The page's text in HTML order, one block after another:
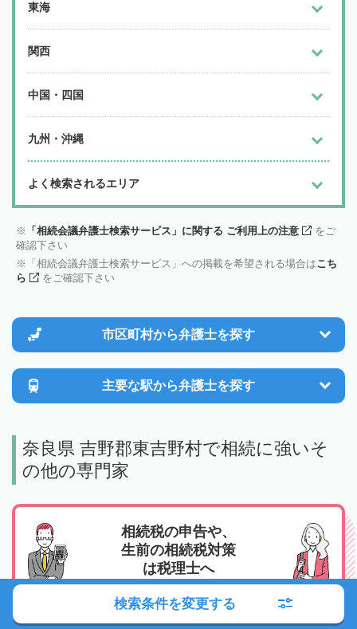
東海
関西
中国・四国
九州・沖縄
よく検索されるエリア
「相続会議弁護士検索サービス」に関する ご利用上の注意
をご
確認下さい
「相続会議弁護士検索サービス」への掲載を希望される場合はこち
ら
をご確認下さい
市区町村から弁護士を探す
主要な駅から弁護士を探す
奈良県 吉野郡東吉野村で相続に強いそ
の他の専門家
相続税の申告や、
生前の相続税対策
は税理士へ
特に相続トラブルなどがなく、相続税の申告をスム
ーズにおこないたい、相続税の支払いや対策を検討
検索条件を変更する